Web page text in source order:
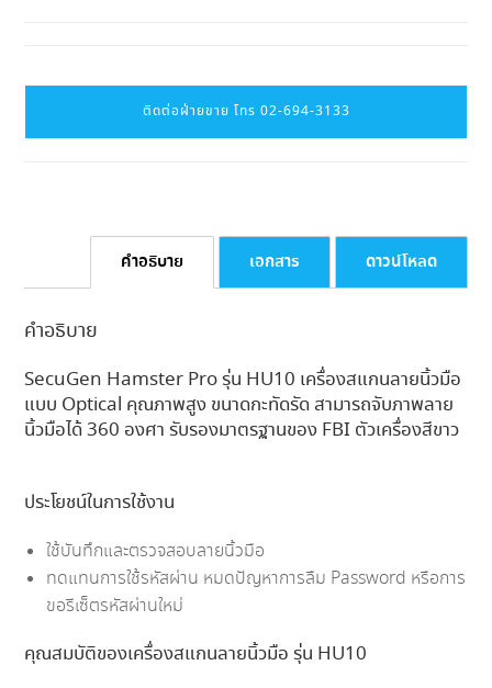
ติดต่อฝ่ายขาย โทร 02-694-3133
คำอธิบาย เอกสาร ดาวน์โหลด
คำอธิบาย
SecuGen Hamster Pro รุ่น HU10 เครื่องสแกนลายนิ้วมือ
แบบ Optical คุณภาพสูง ขนาดกะทัดรัด สามารถจับภาพลาย
นิ้วมือได้ 360 องศา รับรองมาตรฐานของ FBI ตัวเครื่องสีขาว
ประโยชน์ในการใช้งาน
ใช้บันทึกและตรวจสอบลายนิ้วมือ
ทดแทนการใช้รหัสผ่าน หมดปัญหาการลืม Password หรือการ
ขอรีเซ็ตรหัสผ่านใหม่
คุณสมบัติของเครื่องสแกนลายนิ้วมือ รุ่น HU10